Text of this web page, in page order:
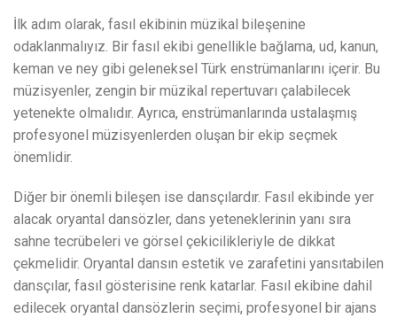
İlk adım olarak, fasıl ekibinin müzikal bileşenine
odaklanmalıyız. Bir fasıl ekibi genellikle bağlama, ud, kanun,
keman ve ney gibi geleneksel Türk enstrümanlarını içerir. Bu
müzisyenler, zengin bir müzikal repertuvarı çalabilecek
yetenekte olmalıdır. Ayrıca, enstrümanlarında ustalaşmış
profesyonel müzisyenlerden oluşan bir ekip seçmek
önemlidir.
Diğer bir önemli bileşen ise dansçılardır. Fasıl ekibinde yer
alacak oryantal dansözler, dans yeteneklerinin yanı sıra
sahne tecrübeleri ve görsel çekicilikleriyle de dikkat
çekmelidir. Oryantal dansın estetik ve zarafetini yansıtabilen
dansçılar, fasıl gösterisine renk katarlar. Fasıl ekibine dahil
edilecek oryantal dansözlerin seçimi, profesyonel bir ajans